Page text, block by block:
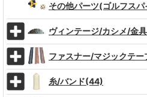
その他パーツ(ゴルフス
ヴィンテージ/カシメ/金
ファスナー/マジックテ
糸/バンド(44)